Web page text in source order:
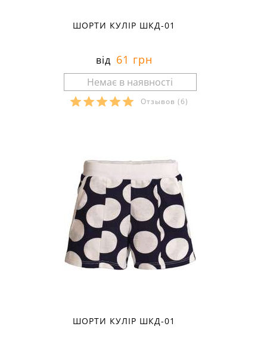
ШОРТИ КУЛІР ШКД-01
від 61 грн
Отзывов (6)
ШОРТИ КУЛІР ШКД-01